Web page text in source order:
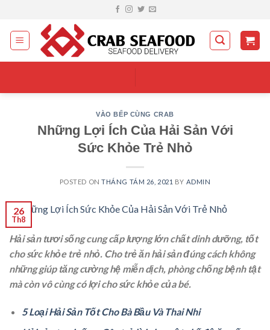
content
VÀO BẾP CÙNG CRAB
Những Lợi Ích Của Hải Sản Với
Sức Khỏe Trẻ Nhỏ
POSTED ONTHÁNG TÁM 26, 2021 BY ADMIN
26
Th8
Hải sản tươi sống cung cấp lượng lớn chất dinh dưỡng, tốt
cho sức khỏe trẻ nhỏ. Cho trẻ ăn hải sản đúng cách không
những giúp tăng cường hệ miễn dịch, phòng chống bệnh tật
mà còn vô cùng có lợi cho sức khỏe của bé.
5 Loại Hải Sản Tốt Cho Bà Bầu Và Thai Nhi